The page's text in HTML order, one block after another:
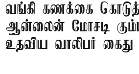
வங்கி கணக்கை
ஆன்லைன் மோசடி
உதவிய வாலிபர் கைது